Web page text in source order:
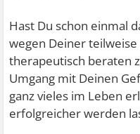
Hast Du schon einmal
wegen Deiner
therapeutisch beraten
Umgang mit Deinen
ganz vieles im Leben
erfolgreicher werden